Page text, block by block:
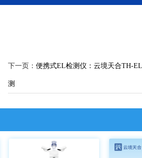
下一页： 便携式EL检测仪：云境天合TH-
测